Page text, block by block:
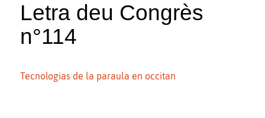
Letra deu Congrès
n°114
Tecnologias de la paraula en occitan